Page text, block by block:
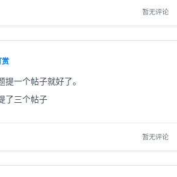
暂无评论
赏
提一个帖子就好了。
了三个帖子
暂无评论